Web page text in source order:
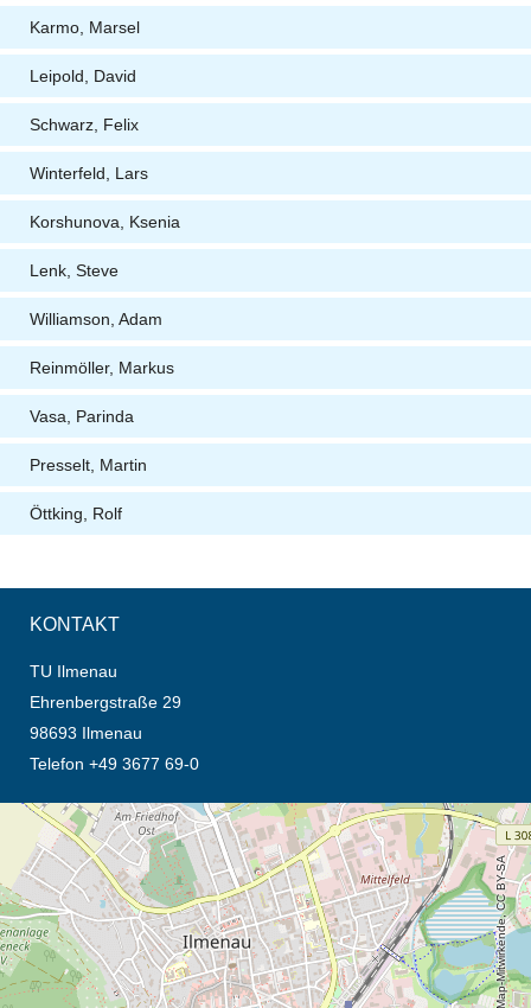
Karmo, Marsel
Leipold, David
Schwarz, Felix
Winterfeld, Lars
Korshunova, Ksenia
Lenk, Steve
Williamson, Adam
Reinmöller, Markus
Vasa, Parinda
Presselt, Martin
Öttking, Rolf
KONTAKT
TU Ilmenau
Ehrenbergstraße 29
98693 Ilmenau
Telefon +49 3677 69-0
Öffnet die Anfahrtsbeschreibung in neuem Tab (Karte)